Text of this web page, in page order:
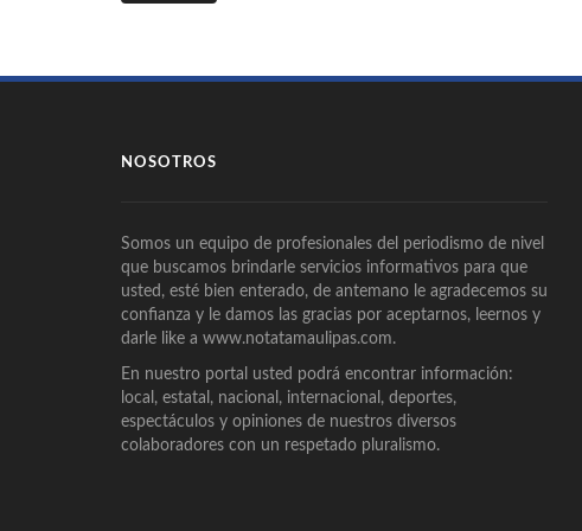
NOSOTROS
Somos un equipo de profesionales del periodismo de nivel
que buscamos brindarle servicios informativos para que
usted, esté bien enterado, de antemano le agradecemos su
confianza y le damos las gracias por aceptarnos, leernos y
darle like a www.notatamaulipas.com.
En nuestro portal usted podrá encontrar información:
local, estatal, nacional, internacional, deportes,
espectáculos y opiniones de nuestros diversos
colaboradores con un respetado pluralismo.